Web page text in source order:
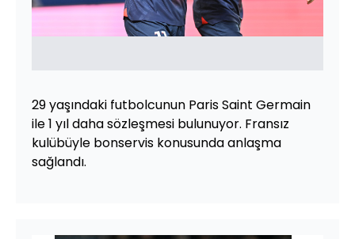
29 yaşındaki futbolcunun Paris Saint Germain
ile 1 yıl daha sözleşmesi bulunuyor. Fransız
kulübüyle bonservis konusunda anlaşma
sağlandı.